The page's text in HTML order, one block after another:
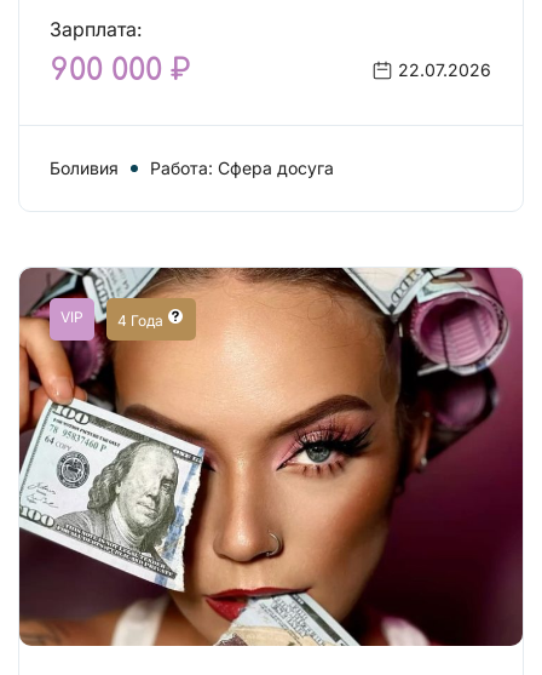
Зарплата:
900 000 ₽ 22.07.2026
Боливия Работа: Сфера досуга
VIP 4 Года